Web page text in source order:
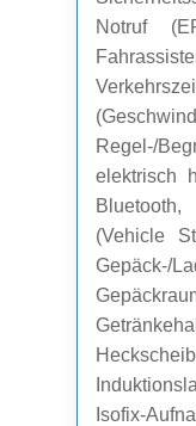
Notruf
Regel-/
elektrisch
(Vehicle
Gepäck-/
Isofix-